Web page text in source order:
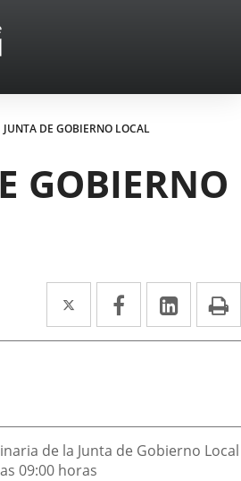
JUNTA DE GOBIERNO LOCAL
GOBIERNO
Twitter
Enlace
a
externa.
Facebook
Enlace
a
externa.
Enlace
a
de la Junta de Gobierno Local
09:00 horas